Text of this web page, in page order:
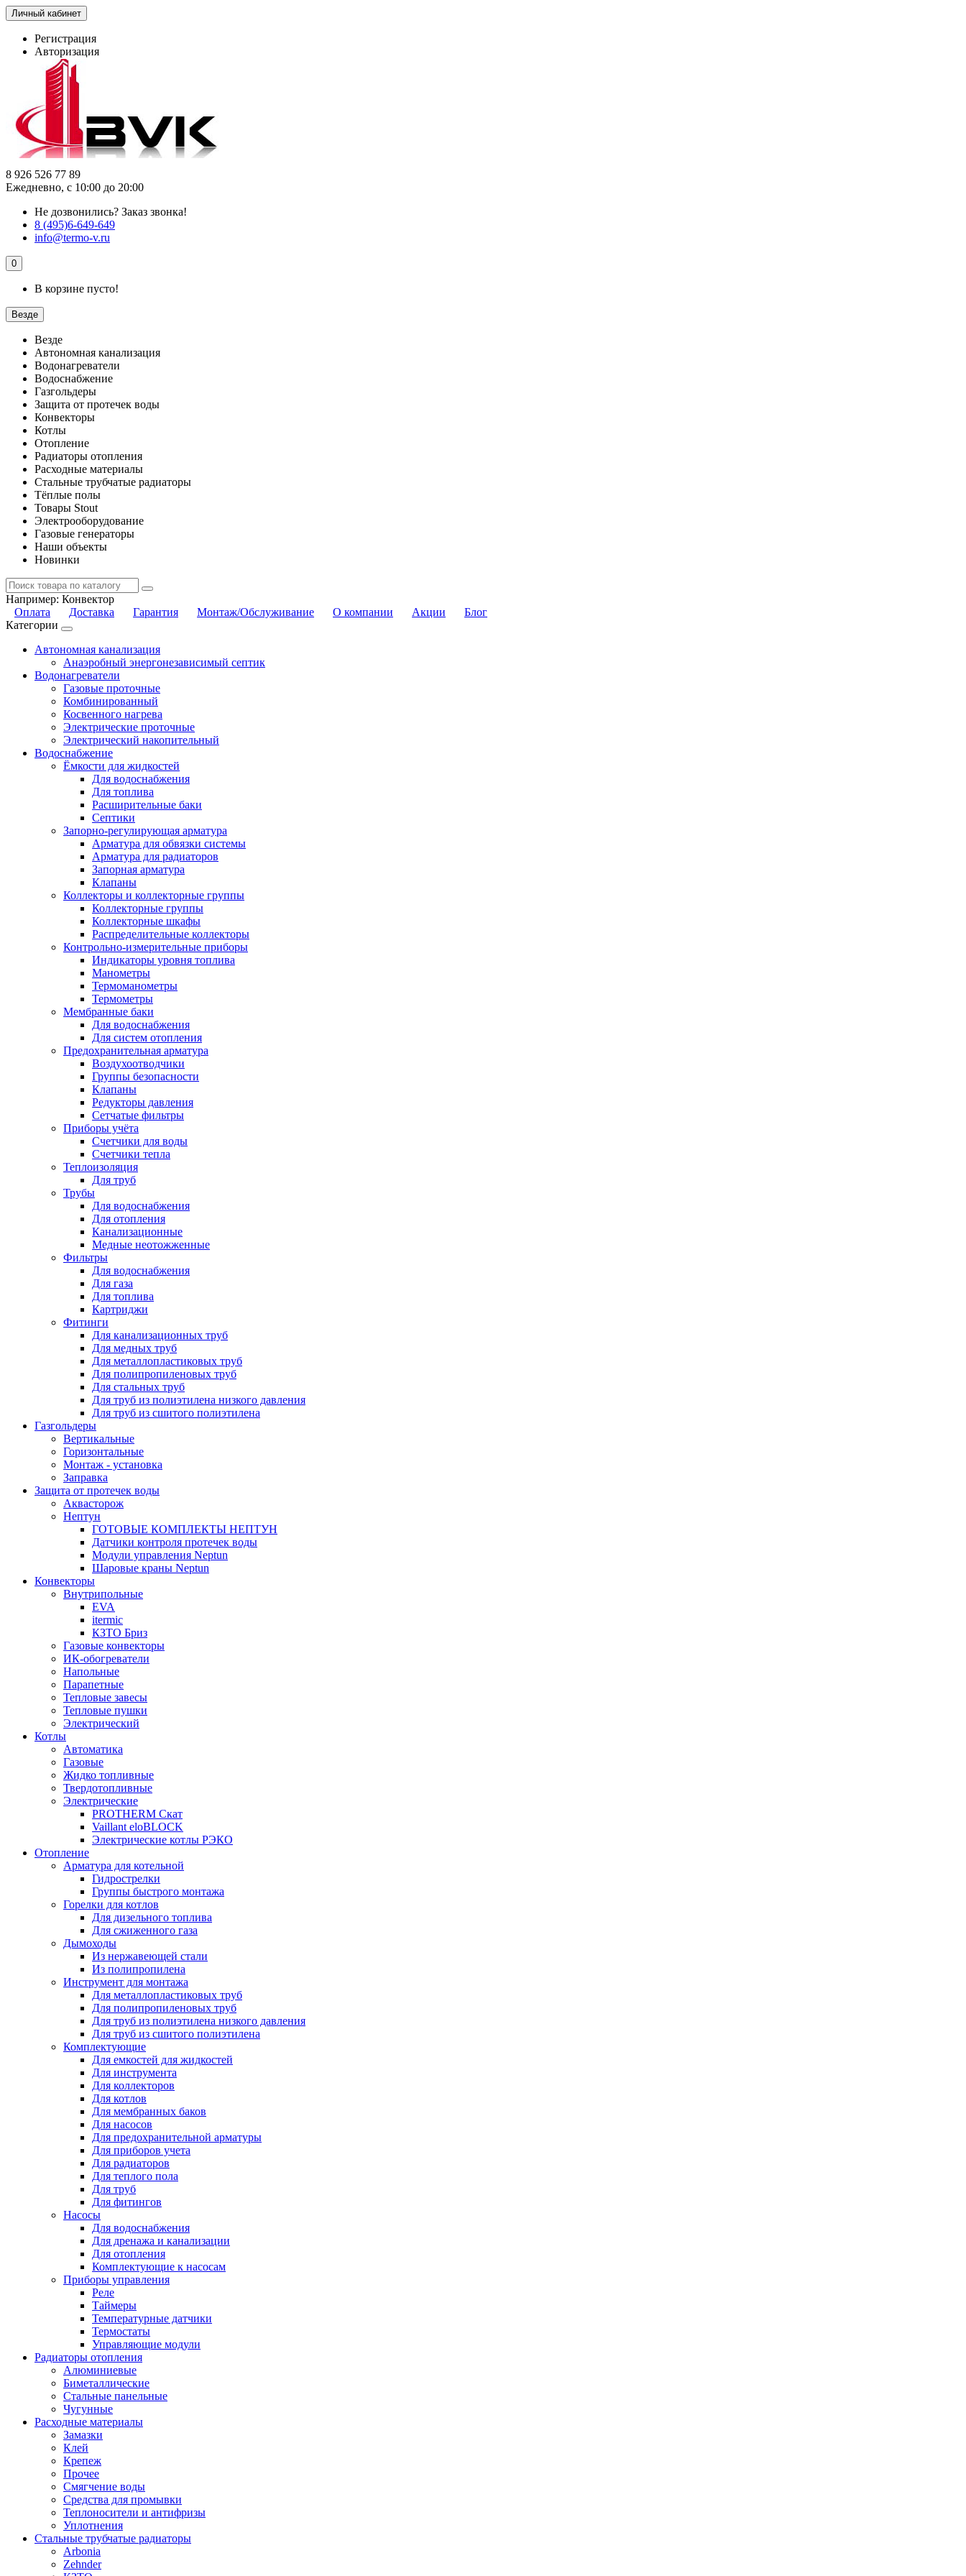
Личный кабинет
Регистрация
Авторизация
8 926 526 77 89
Ежедневно, с 10:00 до 20:00
Не дозвонились? Заказ звонка!
8 (495)6-649-649
info@termo-v.ru
0
В корзине пусто!
Везде
Везде
Автономная канализация
Водонагреватели
Водоснабжение
Газгольдеры
Защита от протечек воды
Конвекторы
Котлы
Отопление
Радиаторы отопления
Расходные материалы
Стальные трубчатые радиаторы
Тёплые полы
Товары Stout
Электрооборудование
Газовые генераторы
Наши объекты
Новинки
Например: Конвектор
Оплата
Доставка Гарантия Монтаж/Обслуживание О компании Акции
Блог
Категории
Автономная канализация
Анаэробный энергонезависимый септик
Водонагреватели
Газовые проточные
Комбинированный
Косвенного нагрева
Электрические проточные
Электрический накопительный
Водоснабжение
Ёмкости для жидкостей
Для водоснабжения
Для топлива
Расширительные баки
Септики
Запорно-регулирующая арматура
Арматура для обвязки системы
Арматура для радиаторов
Запорная арматура
Клапаны
Коллекторы и коллекторные группы
Коллекторные группы
Коллекторные шкафы
Распределительные коллекторы
Контрольно-измерительные приборы
Индикаторы уровня топлива
Манометры
Термоманометры
Термометры
Мембранные баки
Для водоснабжения
Для систем отопления
Предохранительная арматура
Воздухоотводчики
Группы безопасности
Клапаны
Редукторы давления
Сетчатые фильтры
Приборы учёта
Счетчики для воды
Счетчики тепла
Теплоизоляция
Для труб
Трубы
Для водоснабжения
Для отопления
Канализационные
Медные неотожженные
Фильтры
Для водоснабжения
Для газа
Для топлива
Картриджи
Фитинги
Для канализационных труб
Для медных труб
Для металлопластиковых труб
Для полипропиленовых труб
Для стальных труб
Для труб из полиэтилена низкого давления
Для труб из сшитого полиэтилена
Газгольдеры
Вертикальные
Горизонтальные
Монтаж - установка
Заправка
Защита от протечек воды
Аквасторож
Нептун
ГОТОВЫЕ КОМПЛЕКТЫ НЕПТУН
Датчики контроля протечек воды
Модули управления Neptun
Шаровые краны Neptun
Конвекторы
Внутрипольные
EVA
itermic
КЗТО Бриз
Газовые конвекторы
ИК-обогреватели
Напольные
Парапетные
Тепловые завесы
Тепловые пушки
Электрический
Котлы
Автоматика
Газовые
Жидко топливные
Твердотопливные
Электрические
PROTHERM Скат
Vaillant eloBLOCK
Электрические котлы РЭКО
Отопление
Арматура для котельной
Гидрострелки
Группы быстрого монтажа
Горелки для котлов
Для дизельного топлива
Для сжиженного газа
Дымоходы
Из нержавеющей стали
Из полипропилена
Инструмент для монтажа
Для металлопластиковых труб
Для полипропиленовых труб
Для труб из полиэтилена низкого давления
Для труб из сшитого полиэтилена
Комплектующие
Для емкостей для жидкостей
Для инструмента
Для коллекторов
Для котлов
Для мембранных баков
Для насосов
Для предохранительной арматуры
Для приборов учета
Для радиаторов
Для теплого пола
Для труб
Для фитингов
Насосы
Для водоснабжения
Для дренажа и канализации
Для отопления
Комплектующие к насосам
Приборы управления
Реле
Таймеры
Температурные датчики
Термостаты
Управляющие модули
Радиаторы отопления
Алюминиевые
Биметаллические
Стальные панельные
Чугунные
Расходные материалы
Замазки
Клей
Крепеж
Прочее
Смягчение воды
Средства для промывки
Теплоносители и антифризы
Уплотнения
Стальные трубчатые радиаторы
Arbonia
Zehnder